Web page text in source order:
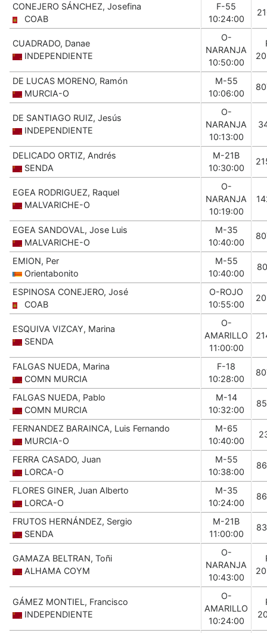
CONEJERO SÁNCHEZ, Josefina
COAB
F-55
10:24:00
CUADRADO, Danae
INDEPENDIENTE
O-
NARANJA
10:50:00
DE LUCAS MORENO, Ramón
MURCIA-O
M-55
10:06:00
DE SANTIAGO RUIZ, Jesús
INDEPENDIENTE
O-
NARANJA
10:13:00
DELICADO ORTIZ, Andrés
SENDA
M-21B
10:30:00
EGEA RODRIGUEZ, Raquel
MALVARICHE-O
O-
NARANJA
10:19:00
EGEA SANDOVAL, Jose Luis
MALVARICHE-O
M-35
10:40:00
EMION, Per
Orientabonito
M-55
10:40:00
ESPINOSA CONEJERO, José
COAB
O-ROJO
10:55:00
ESQUIVA VIZCAY, Marina
SENDA
O-
AMARILLO
11:00:00
FALGAS NUEDA, Marina
COMN MURCIA
F-18
10:28:00
FALGAS NUEDA, Pablo
COMN MURCIA
M-14
10:32:00
FERNANDEZ BARAINCA, Luis Fernando
MURCIA-O
M-65
10:40:00
FERRA CASADO, Juan
LORCA-O
M-55
10:38:00
FLORES GINER, Juan Alberto
LORCA-O
M-35
10:24:00
FRUTOS HERNÁNDEZ, Sergio
SENDA
M-21B
11:00:00
GAMAZA BELTRAN, Toñi
ALHAMA COYM
O-
NARANJA
10:43:00
GÁMEZ MONTIEL, Francisco
INDEPENDIENTE
O-
AMARILLO
10:24:00